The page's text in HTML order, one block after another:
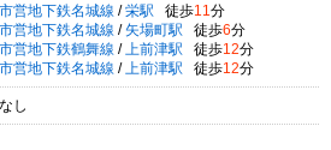
営地下鉄名城線 / 栄駅 徒歩11 分
営地下鉄名城線 / 矢場町駅 徒歩6分
営地下鉄鶴舞線 / 上前津駅 徒歩12分
営地下鉄名城線 / 上前津駅 徒歩12分
し